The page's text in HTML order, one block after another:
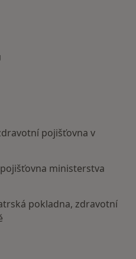
pojišťovna v
ministerstva
pokladna, zdravotní